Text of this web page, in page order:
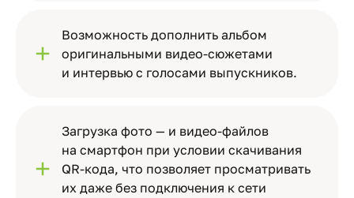
Возможность дополнить альбом
оригинальными видео-сюжетами
и интервью с голосами выпускников.
Загрузка фото — и видео-файлов
на смартфон при условии скачивания
QR-кода, что позволяет просматривать
их даже без подключения к сети